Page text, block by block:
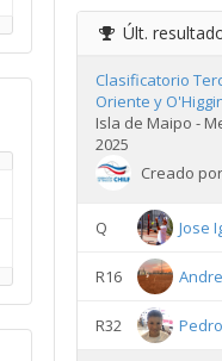
Últ.
Clasificatorio
Oriente y
Isla de Maipo -
2025
Creado por
Q Jose
R16
R32